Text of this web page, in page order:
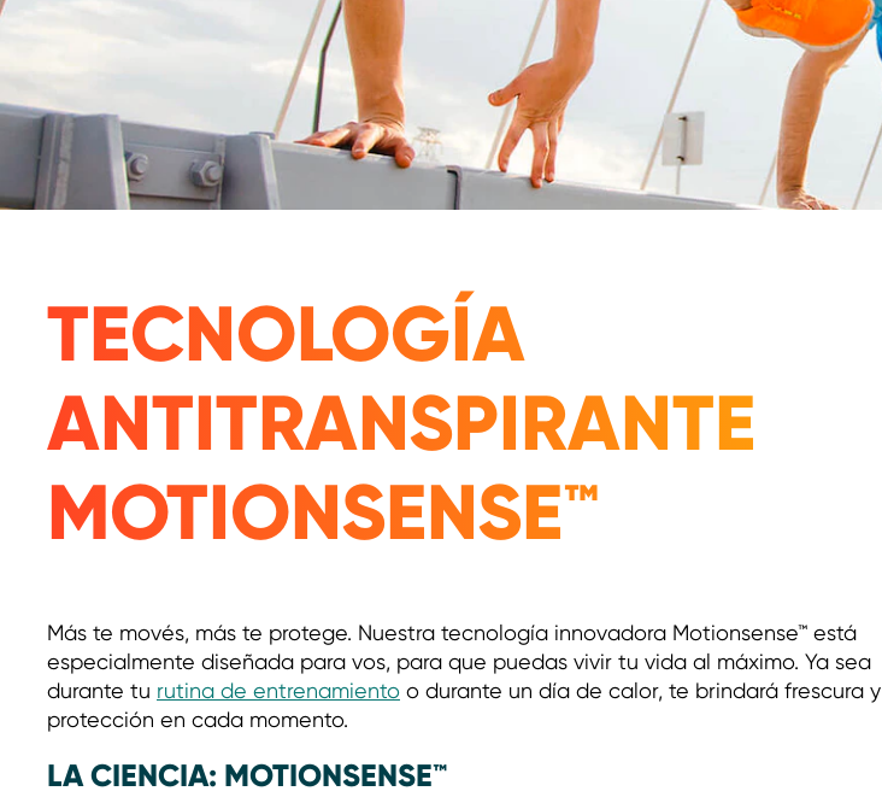
TECNOLOGÍA
ANTITRANSPIRANTE
MOTIONSENSE™
Más te movés, más te protege. Nuestra tecnología innovadora Motionsense™ está
especialmente diseñada para vos, para que puedas vivir tu vida al máximo. Ya sea
durante tu rutina de entrenamiento o durante un día de calor, te brindará frescura y
protección en cada momento.
LA CIENCIA: MOTIONSENSE™